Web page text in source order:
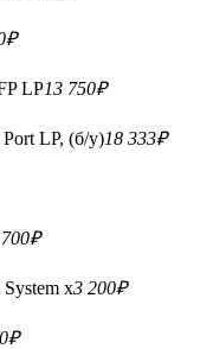
₽
LP13 750₽
LP, (б/у)18 333₽
₽
x3 200₽
₽